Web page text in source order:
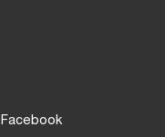
Facebook